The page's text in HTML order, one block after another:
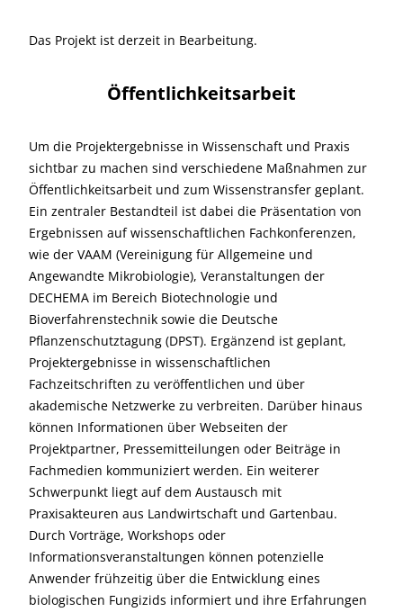
Das Projekt ist derzeit in Bearbeitung.
Öffentlichkeitsarbeit
Um die Projektergebnisse in Wissenschaft und Praxis
sichtbar zu machen sind verschiedene Maßnahmen zur
Öffentlichkeitsarbeit und zum Wissenstransfer geplant.
Ein zentraler Bestandteil ist dabei die Präsentation von
Ergebnissen auf wissenschaftlichen Fachkonferenzen,
wie der VAAM (Vereinigung für Allgemeine und
Angewandte Mikrobiologie), Veranstaltungen der
DECHEMA im Bereich Biotechnologie und
Bioverfahrenstechnik sowie die Deutsche
Pflanzenschutztagung (DPST). Ergänzend ist geplant,
Projektergebnisse in wissenschaftlichen
Fachzeitschriften zu veröffentlichen und über
akademische Netzwerke zu verbreiten. Darüber hinaus
können Informationen über Webseiten der
Projektpartner, Pressemitteilungen oder Beiträge in
Fachmedien kommuniziert werden. Ein weiterer
Schwerpunkt liegt auf dem Austausch mit
Praxisakteuren aus Landwirtschaft und Gartenbau.
Durch Vorträge, Workshops oder
Informationsveranstaltungen können potenzielle
Anwender frühzeitig über die Entwicklung eines
biologischen Fungizids informiert und ihre Erfahrungen